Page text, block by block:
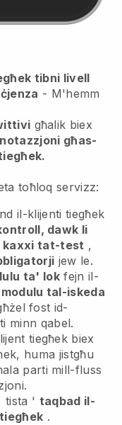
tibni livell
- M'hemm
għalik biex
għas-
toħloq servizz:
il-klijenti tiegħek
dawk li
kaxxi tat-test ,
jew le.
ta' lokfejn il-
modulu tal-iskeda
fost id-
minn qabel.
tiegħek biex
huma jistgħu
parti mill-fluss
tista ' taqbad il-
.